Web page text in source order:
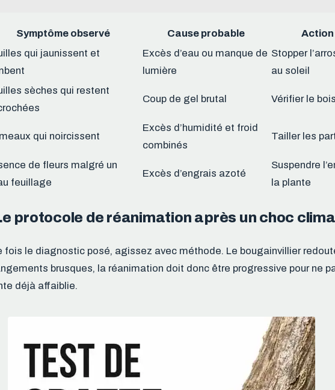
Symptôme observé Cause probable
qui jaunissent et
Excès d’eau ou manque de
lumière
Stopper
au soleil
sèches qui restent
Coup de gel brutal Vérifier le
qui noircissent
Excès d’humidité et froid
combinés
Tailler les
de fleurs malgré un
feuillage
Excès d’engrais azoté
Suspendre
la plante
protocole de réanimation après un choc
fois le diagnostic posé, agissez avec méthode. Le bougainvillier
brusques, la réanimation doit donc être progressive pour ne
déjà affaiblie.